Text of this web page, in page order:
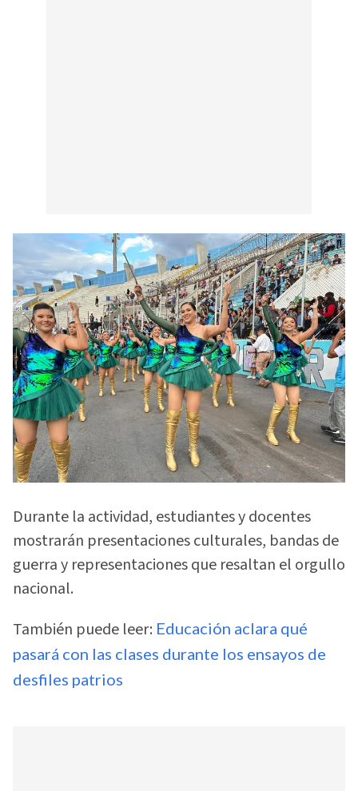
Durante la actividad, estudiantes y docentes
mostrarán presentaciones culturales, bandas de
guerra y representaciones que resaltan el orgullo
nacional.
También puede leer: Educación aclara qué
pasará con las clases durante los ensayos de
desfiles patrios